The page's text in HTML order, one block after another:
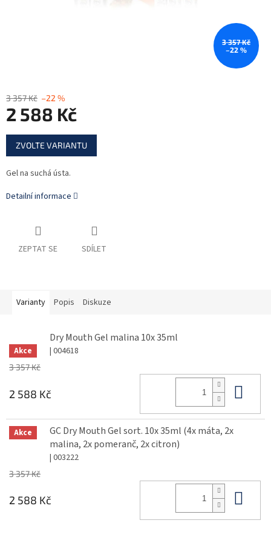
3 357 Kč
–22 %
3 357 Kč –22 %
2 588 Kč
Měrná
cena:
ZVOLTE VARIANTU
Gel na suchá ústa.
Detailní informace
ZEPTAT SE SDÍLET
Varianty Popis Diskuze
Akce
Dry Mouth Gel malina 10x 35ml
| 004618
3 357 Kč
2 588 Kč
Akce
GC Dry Mouth Gel sort. 10x 35ml (4x máta, 2x
malina, 2x pomeranč, 2x citron)
| 003222
3 357 Kč
2 588 Kč